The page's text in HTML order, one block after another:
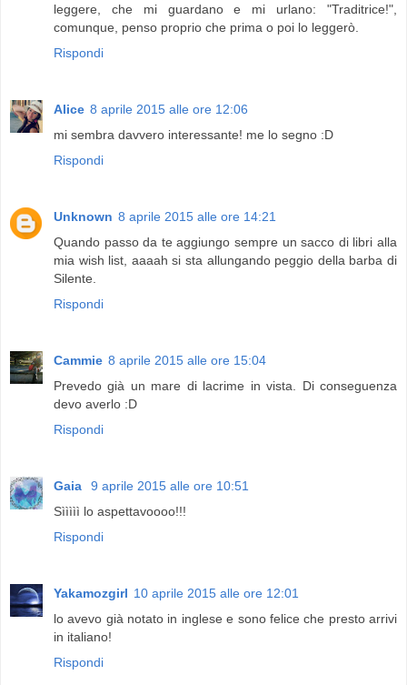
leggere, che mi guardano e mi urlano: "Traditrice!",
comunque, penso proprio che prima o poi lo leggerò.
Rispondi
Alice 8 aprile 2015 alle ore 12:06
mi sembra davvero interessante! me lo segno :D
Rispondi
Unknown 8 aprile 2015 alle ore 14:21
Quando passo da te aggiungo sempre un sacco di libri alla
mia wish list, aaaah si sta allungando peggio della barba di
Silente.
Rispondi
Cammie 8 aprile 2015 alle ore 15:04
Prevedo già un mare di lacrime in vista. Di conseguenza
devo averlo :D
Rispondi
Gaia
9 aprile 2015 alle ore 10:51
Sììììì lo aspettavoooo!!!
Rispondi
Yakamozgirl 10 aprile 2015 alle ore 12:01
lo avevo già notato in inglese e sono felice che presto arrivi
in italiano!
Rispondi